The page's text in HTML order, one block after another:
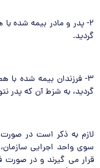
۲- پدر و مادر بیمه شده
گردید.
۳- فرزندان بیمه شده با
گردید، به شزط آن که پدر
لازم به ذکر است در
سوی واحد اجرایی